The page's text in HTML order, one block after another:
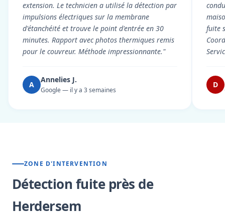
extension. Le technicien a utilisé la détection par
impulsions électriques sur la membrane
d'étanchéité et trouve le point d'entrée en 30
minutes. Rapport avec photos thermiques remis
pour le couvreur. Méthode impressionnante."
A
Annelies J.
Google — il y a 3 semaines
fuite
D
ZONE D'INTERVENTION
Détection fuite près de
Herdersem